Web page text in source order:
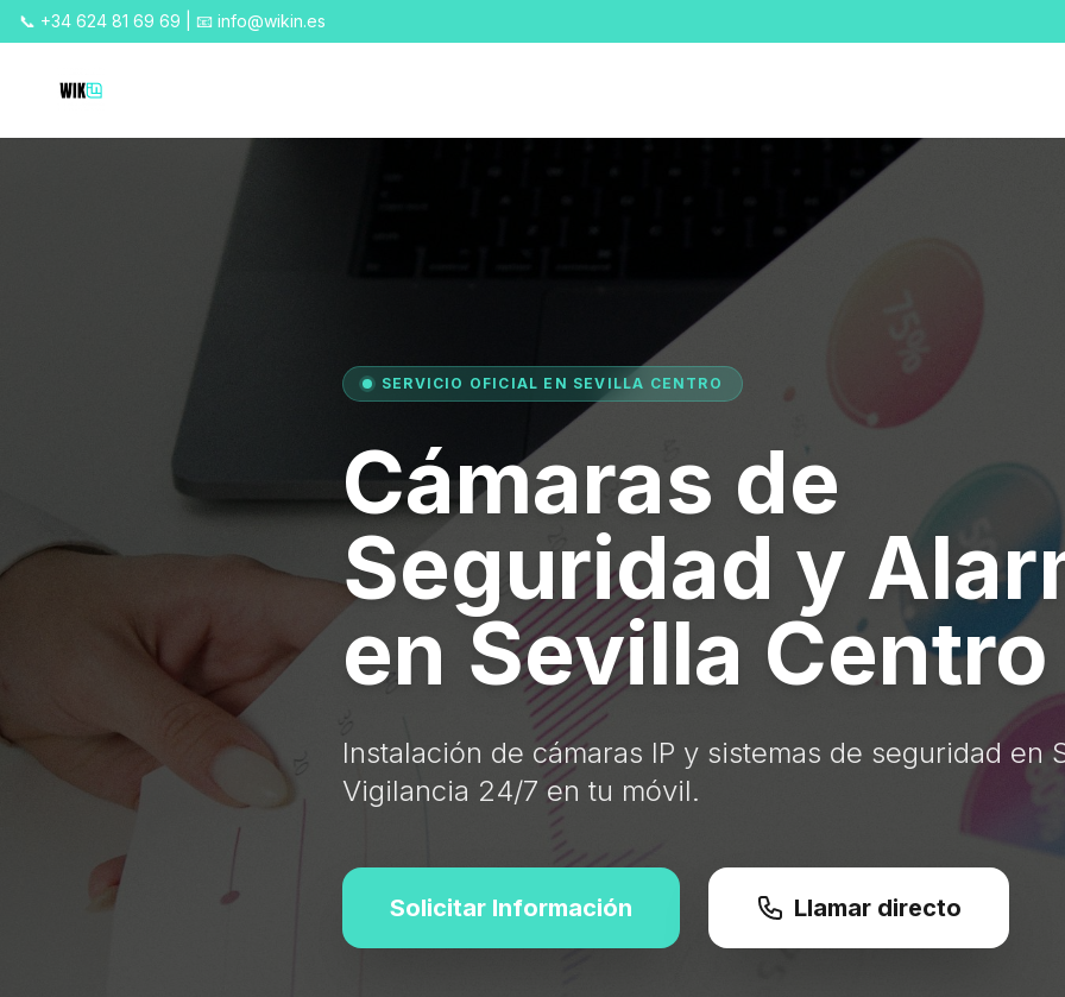
📞 +34 624 81 69 69 | 📧 info@wikin.es
SERVICIO OFICIAL EN SEVILLA CENTRO
Cámaras de
Seguridad y
en Sevilla Centro
Instalación de cámaras IP y sistemas de seguridad en
Vigilancia 24/7 en tu móvil.
Solicitar Información Llamar directo